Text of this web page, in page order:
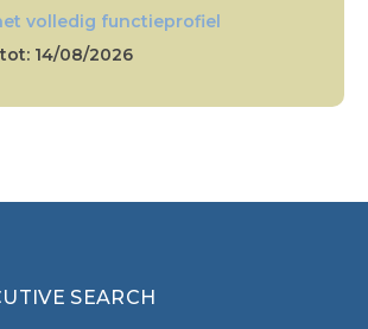
volledig functieprofiel
14/08/2026
SEARCH